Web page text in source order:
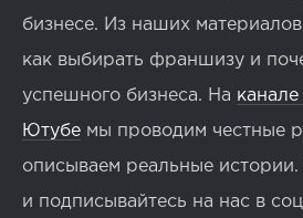
бизнесе. Из наших
как выбирать франшизу и
успешного бизнеса. На
Ютубе мы проводим честные
описываем реальные истории.
и подписывайтесь на нас в